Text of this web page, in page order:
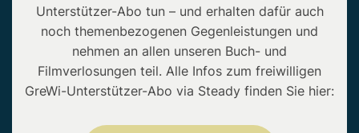
Unterstützer-Abo tun – und erhalten dafür auch
noch themenbezogenen Gegenleistungen und
nehmen an allen unseren Buch- und
Filmverlosungen teil. Alle Infos zum freiwilligen
GreWi-Unterstützer-Abo via Steady finden Sie hier: